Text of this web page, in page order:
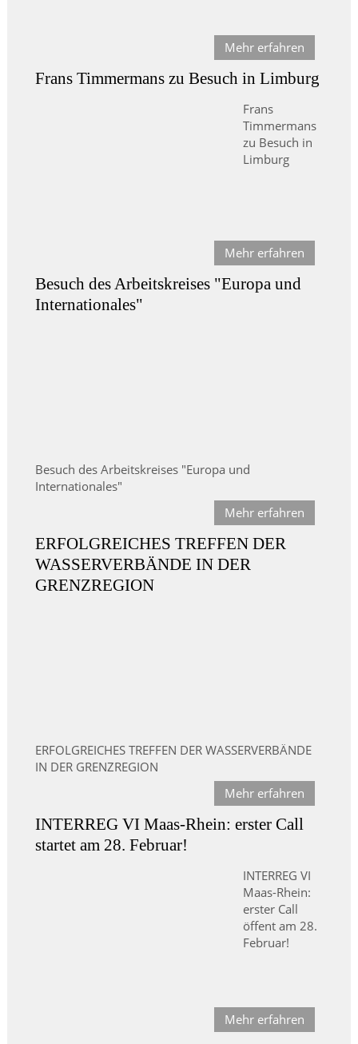
Mehr erfahren
Frans Timmermans zu Besuch in Limburg
Frans
Timmermans
zu Besuch in
Limburg
Mehr erfahren
Besuch des Arbeitskreises "Europa und
Internationales"
Besuch des Arbeitskreises "Europa und
Internationales"
Mehr erfahren
ERFOLGREICHES TREFFEN DER
WASSERVERBÄNDE IN DER
GRENZREGION
ERFOLGREICHES TREFFEN DER WASSERVERBÄNDE
IN DER GRENZREGION
Mehr erfahren
INTERREG VI Maas-Rhein: erster Call
startet am 28. Februar!
INTERREG VI
Maas-Rhein:
erster Call
öffent am 28.
Februar!
Mehr erfahren